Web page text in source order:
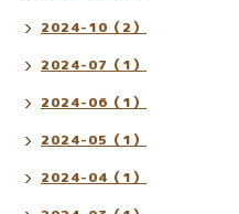
2024-10（2）
2024-07（1）
2024-06（1）
2024-05（1）
2024-04（1）